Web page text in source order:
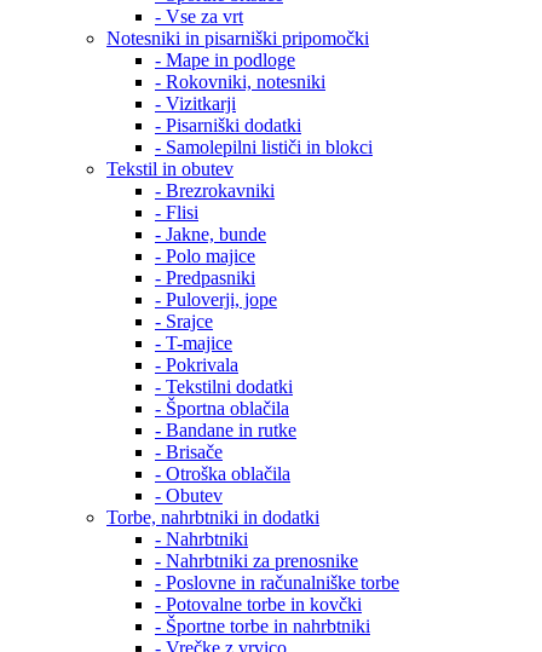
- Vse za vrt
Notesniki in pisarniški pripomočki
- Mape in podloge
- Rokovniki, notesniki
- Vizitkarji
- Pisarniški dodatki
- Samolepilni lističi in blokci
Tekstil in obutev
- Brezrokavniki
- Flisi
- Jakne, bunde
- Polo majice
- Predpasniki
- Puloverji, jope
- Srajce
- T-majice
- Pokrivala
- Tekstilni dodatki
- Športna oblačila
- Bandane in rutke
- Brisače
- Otroška oblačila
- Obutev
Torbe, nahrbtniki in dodatki
- Nahrbtniki
- Nahrbtniki za prenosnike
- Poslovne in računalniške torbe
- Potovalne torbe in kovčki
- Športne torbe in nahrbtniki
- Vrečke z vrvico